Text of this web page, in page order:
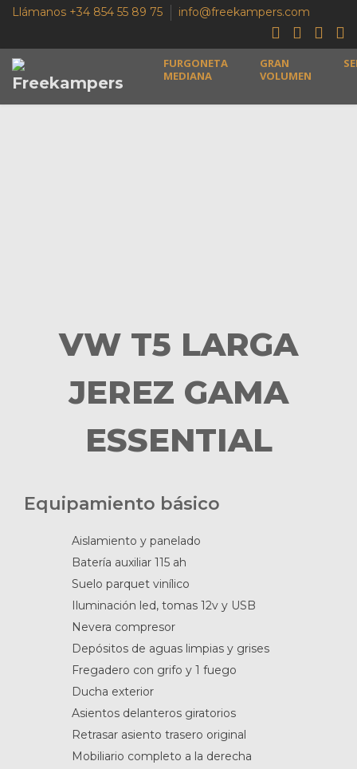
Llámanos +34 854 55 89 75 info@freekampers.com
FURGONETA
MEDIANA
GRAN
VOLUMEN
VW T5 LARGA
JEREZ GAMA
ESSENTIAL
Equipamiento básico
Aislamiento y panelado
Batería auxiliar 115 ah
Suelo parquet vinílico
Iluminación led, tomas 12v y USB
Nevera compresor
Depósitos de aguas limpias y grises
Fregadero con grifo y 1 fuego
Ducha exterior
Asientos delanteros giratorios
Retrasar asiento trasero original
Mobiliario completo a la derecha